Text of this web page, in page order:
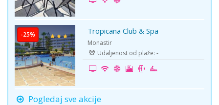
Tropicana Club & Spa
Monastir
Udaljenost od plaže: -
Pogledaj sve akcije